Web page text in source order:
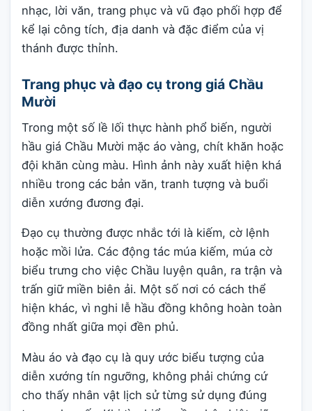
nhạc, lời văn, trang phục và vũ đạo phối hợp để
kể lại công tích, địa danh và đặc điểm của vị
thánh được thỉnh.
Trang phục và đạo cụ trong giá Chầu
Mười
Trong một số lề lối thực hành phổ biến, người
hầu giá Chầu Mười mặc áo vàng, chít khăn hoặc
đội khăn cùng màu. Hình ảnh này xuất hiện khá
nhiều trong các bản văn, tranh tượng và buổi
diễn xướng đương đại.
Đạo cụ thường được nhắc tới là kiếm, cờ lệnh
hoặc mồi lửa. Các động tác múa kiếm, múa cờ
biểu trưng cho việc Chầu luyện quân, ra trận và
trấn giữ miền biên ải. Một số nơi có cách thể
hiện khác, vì nghi lễ hầu đồng không hoàn toàn
đồng nhất giữa mọi đền phủ.
Màu áo và đạo cụ là quy ước biểu tượng của
diễn xướng tín ngưỡng, không phải chứng cứ
cho thấy nhân vật lịch sử từng sử dụng đúng